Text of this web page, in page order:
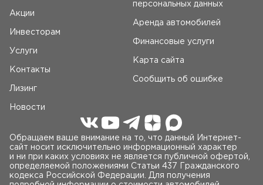
Акции
Инвесторам
Услуги
Контакты
Лизинг
Новости
персональных данных
Аренда автомобилей
Финансовые услуги
Карта сайта
Сообщить об ошибке
Обращаем ваше внимание на то, что данный Интернет-
сайт носит исключительно информационный характер
и ни при каких условиях не является публичной офертой,
определяемой положениями Статьи 437 Гражданского
кодекса Российской Федерации. Для получения